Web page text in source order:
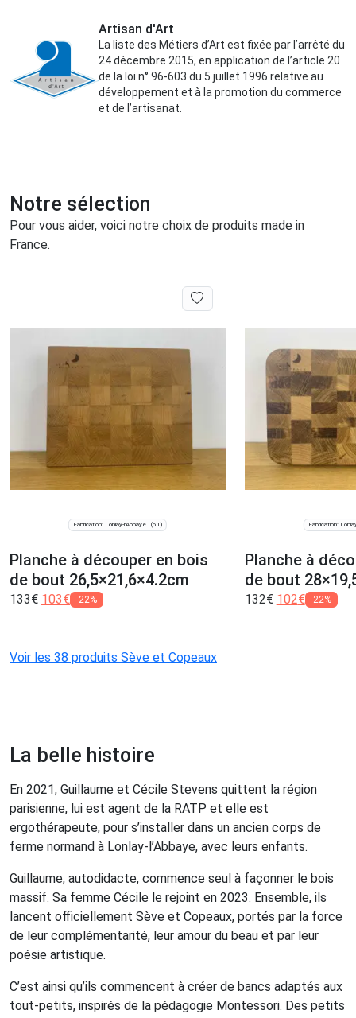
Artisan d'Art
La liste des Métiers d’Art est fixée par l’arrêté du
24 décembre 2015, en application de l’article 20
de la loi n° 96-603 du 5 juillet 1996 relative au
développement et à la promotion du commerce
et de l’artisanat.
Notre sélection
Pour vous aider, voici notre choix de produits made in
France.
Fabrication: Lonlay-l'Abbaye (61)
Planche à découper en bois
de bout 26,5×21,6×4.2cm
133€ 103€ -22%
Fabrication:
Planche à
de bout
132€ 102€ -22%
Voir les 38 produits Sève et Copeaux
La belle histoire
En 2021, Guillaume et Cécile Stevens quittent la région
parisienne, lui est agent de la RATP et elle est
ergothérapeute, pour s’installer dans un ancien corps de
ferme normand à Lonlay-l’Abbaye, avec leurs enfants.
Guillaume, autodidacte, commence seul à façonner le bois
massif. Sa femme Cécile le rejoint en 2023. Ensemble, ils
lancent officiellement Sève et Copeaux, portés par la force
de leur complémentarité, leur amour du beau et par leur
poésie artistique.
C’est ainsi qu’ils commencent à créer de bancs adaptés aux
tout-petits, inspirés de la pédagogie Montessori. Des petits